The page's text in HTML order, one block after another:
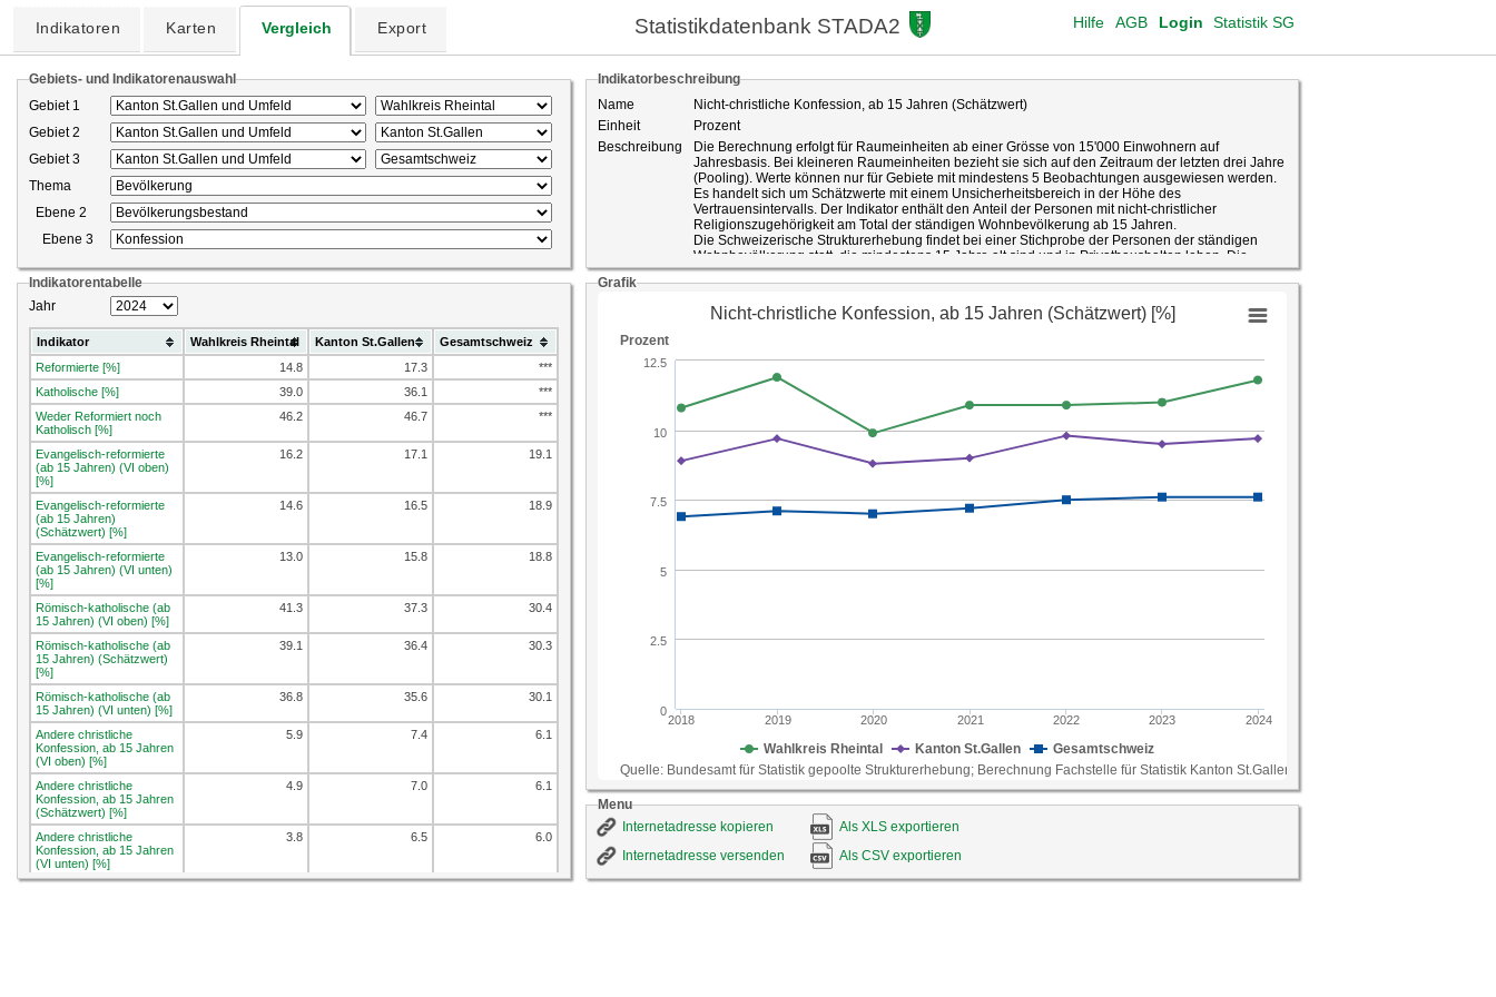
Indikatoren Karten Vergleich Export Statistikdatenbank STADA2 Login Statistik SG
AGB
Hilfe
Gebiets- und Indikatorenauswahl
Gebiet 1
Gebiet 2
Gebiet 3
Thema
Ebene 2
Ebene 3
Indikatorentabelle
Jahr
Indikator Wahlkreis Rheintal Kanton St.Gallen
Gesamtschweiz
Reformierte [%]
14.8 17.3
***
Katholische [%]
39.0 36.1
***
Weder Reformiert noch
Katholisch [%]
46.2 46.7 ***
Evangelisch-reformierte
(ab 15 Jahren) (VI oben)
[%]
16.2 17.1 19.1
Evangelisch-reformierte
(ab 15 Jahren)
(Schätzwert) [%]
14.6 16.5 18.9
Evangelisch-reformierte
(ab 15 Jahren) (VI unten)
[%]
13.0 15.8 18.8
Römisch-katholische (ab
15 Jahren) (VI oben) [%]
41.3 37.3 30.4
Römisch-katholische (ab
15 Jahren) (Schätzwert)
[%]
39.1 36.4 30.3
Römisch-katholische (ab
15 Jahren) (VI unten) [%]
36.8 35.6 30.1
Andere christliche
Konfession, ab 15 Jahren
(VI oben) [%]
5.9 7.4 6.1
Andere christliche
Konfession, ab 15 Jahren
(Schätzwert) [%]
4.9 7.0 6.1
Andere christliche
Konfession, ab 15 Jahren
(VI unten) [%]
3.8 6.5 6.0
Indikatorbeschreibung
Name
Nicht-christliche Konfession, ab 15 Jahren (Schätzwert)
Einheit
Prozent
Beschreibung
Die Berechnung erfolgt für Raumeinheiten ab einer Grösse von 15'000 Einwohnern auf
Jahresbasis. Bei kleineren Raumeinheiten bezieht sie sich auf den Zeitraum der letzten drei Jahre
(Pooling). Werte können nur für Gebiete mit mindestens 5 Beobachtungen ausgewiesen werden.
Es handelt sich um Schätzwerte mit einem Unsicherheitsbereich in der Höhe des
Vertrauensintervalls. Der Indikator enthält den Anteil der Personen mit nicht-christlicher
Religionszugehörigkeit am Total der ständigen Wohnbevölkerung ab 15 Jahren.
Die Schweizerische Strukturerhebung findet bei einer Stichprobe der Personen der ständigen
Wohnbevölkerung statt, die mindestens 15 Jahre alt sind und in Privathaushalten leben. Die
Stichprobe umfasst schweizweit mindestens 200'000 Personen. Ein Teil der Kantone finanziert
eine Erhöhung der Stichprobe auf ihrem Gebiet, wovon der Kanton St.Gallen bisher jedoch noch
keinen Gebrauch gemacht hat. Es werden Ergebnisse auf Ebene Personen wie auch
Privathaushalten produziert. Die Ergebnisse sind Hochrechnungen auf die Gesamtbevölkerung.
einer Wahrscheinlichkeit von 95 Prozent ausgewiesen. Beispiel: Schätzwert Merkmal X = 67
Prozent der Bevölkerung mit einem Vertrauensintervall von +/- 2: Mit einer Wahrscheinlichkeit von
95 Prozent liegt der wahre Anteil von Merkmal X zwischen 65 und 69 Prozent.
Bundesamt für Statistik gepoolte Strukturerhebung; Berechnung Fachstelle für Statistik Kanton
St.Gallen
Grafik
Menu
Internetadresse kopieren
Als XLS exportieren
Internetadresse versenden
Als CSV exportieren